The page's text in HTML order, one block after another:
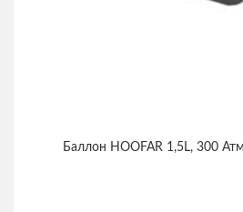
Баллон HOOFAR 1,5L, 300